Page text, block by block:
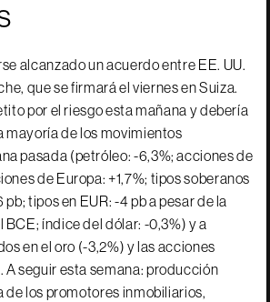
alcanzado un acuerdo entre EE. UU.
que se firmará el viernes en Suiza.
por el riesgo esta mañana y debería
mayoría de los movimientos
pasada (petróleo: -6,3%; acciones de
de Europa: +1,7%; tipos soberanos
pb; tipos en EUR: -4 pb a pesar de la
BCE; índice del dólar: -0,3%) y a
en el oro (-3,2%) y las acciones
A seguir esta semana: producción
los promotores inmobiliarios,